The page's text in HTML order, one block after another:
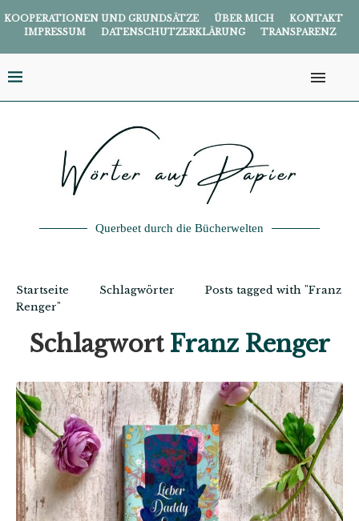
KOOPERATIONEN UND GRUNDSÄTZE ÜBER MICH
KONTAKT
IMPRESSUM
DATENSCHUTZERKLÄRUNG TRANSPARENZ
Querbeet durch die Bücherwelten
Startseite Schlagwörter
Posts tagged with "Franz
Renger"
Schlagwort Franz Renger